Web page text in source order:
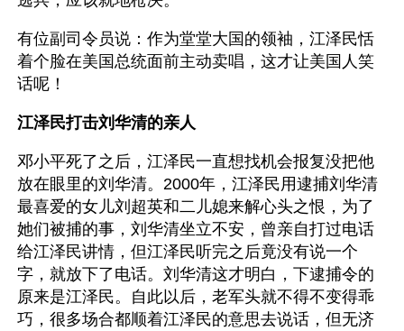
有位副司令员说：作为堂堂大国的领袖，江泽民恬
着个脸在美国总统面前主动卖唱，这才让美国人笑
话呢！
江泽民打击刘华清的亲人
邓小平死了之后，江泽民一直想找机会报复没把他
放在眼里的刘华清。2000年，江泽民用逮捕刘华清
最喜爱的女儿刘超英和二儿媳来解心头之恨，为了
她们被捕的事，刘华清坐立不安，曾亲自打过电话
给江泽民讲情，但江泽民听完之后竟没有说一个
字，就放下了电话。刘华清这才明白，下逮捕令的
原来是江泽民。自此以后，老军头就不得不变得乖
巧，很多场合都顺着江泽民的意思去说话，但无济